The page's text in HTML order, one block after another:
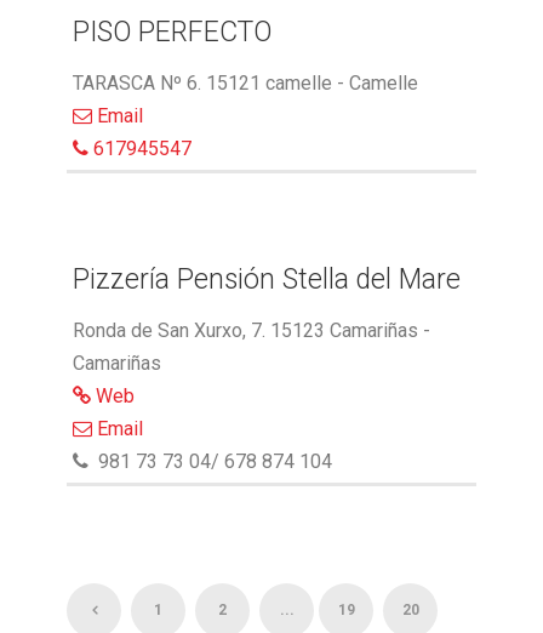
PISO PERFECTO
TARASCA Nº 6. 15121 camelle - Camelle
Email
617945547
Pizzería Pensión Stella del Mare
Ronda de San Xurxo, 7. 15123 Camariñas -
Camariñas
Web
Email
981 73 73 04/ 678 874 104
1 2 ... 19 20